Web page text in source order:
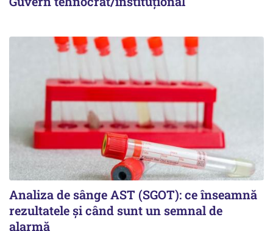
Analiza de sânge AST (SGOT): ce înseamnă
rezultatele și când sunt un semnal de
alarmă